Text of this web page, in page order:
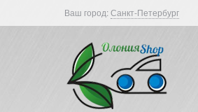
Ваш город:Санкт-Петербург